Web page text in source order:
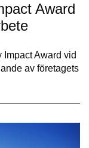
Award
Award vid
av företagets